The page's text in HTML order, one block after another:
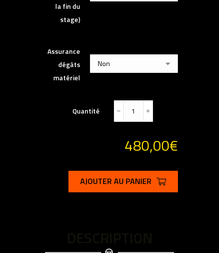
la fin du
stage)
Assurance
dégâts
matériel
Quantité ﹣ ﹢
480,00€
AJOUTER AU PANIER